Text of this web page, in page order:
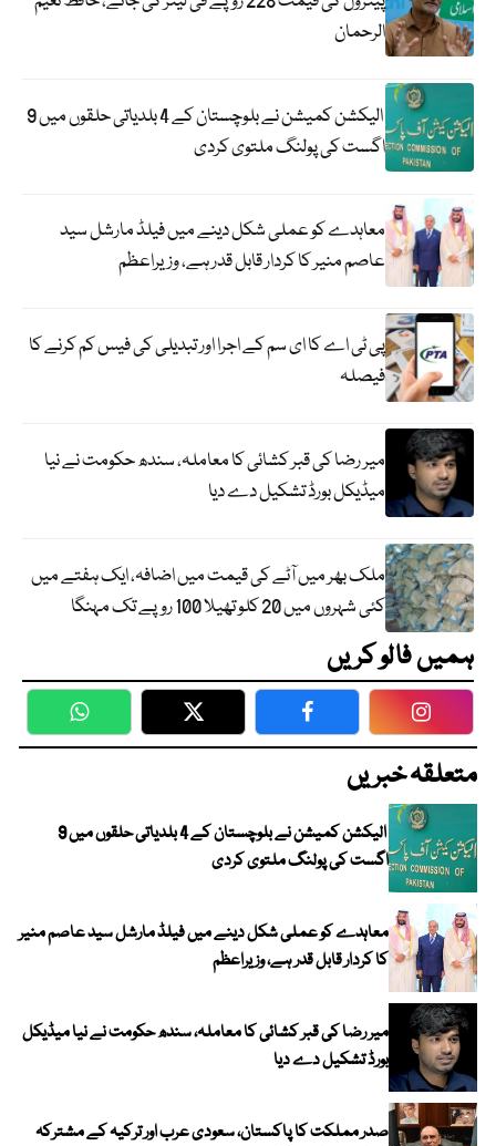
الرحمان
الیکشن کمیشن نے بلوچستان کے 4 بلدیاتی حلقوں میں 9
اگست کی پولنگ ملتوی کردی
معاہدے کو عملی شکل دینے میں فیلڈ مارشل سید
عاصم منیر کا کردار قابل قدر ہے، وزیراعظم
پی ٹی اے کا ای سم کے اجرا اور تبدیلی کی فیس کم کرنے کا
فیصلہ
میر رضا کی قبر کشائی کا معاملہ، سندھ حکومت نے نیا
میڈیکل بورڈ تشکیل دے دیا
ملک بھر میں آٹے کی قیمت میں اضافہ، ایک ہفتے میں
کئی شہروں میں 20 کلو تھیلا 100 روپے تک مہنگا
ہمیں فالو کریں
WhatsApp Twitter Facebook
متعلقہ خبریں
الیکشن کمیشن نے بلوچستان کے 4 بلدیاتی حلقوں میں 9
اگست کی پولنگ ملتوی کردی
معاہدے کو عملی شکل دینے میں فیلڈ مارشل سید عاصم منیر
کا کردار قابل قدر ہے، وزیراعظم
میر رضا کی قبر کشائی کا معاملہ، سندھ حکومت نے نیا میڈیکل
بورڈ تشکیل دے دیا
صدر مملکت کا پاکستان، سعودی عرب اور ترکیہ کے مشترکہ